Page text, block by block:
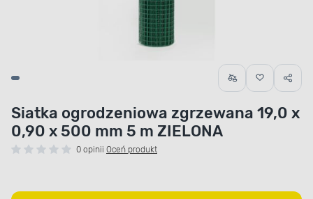
Siatka ogrodzeniowa zgrzewana 19,0 x
0,90 x 500 mm 5 m ZIELONA
0 opinii Oceń produkt